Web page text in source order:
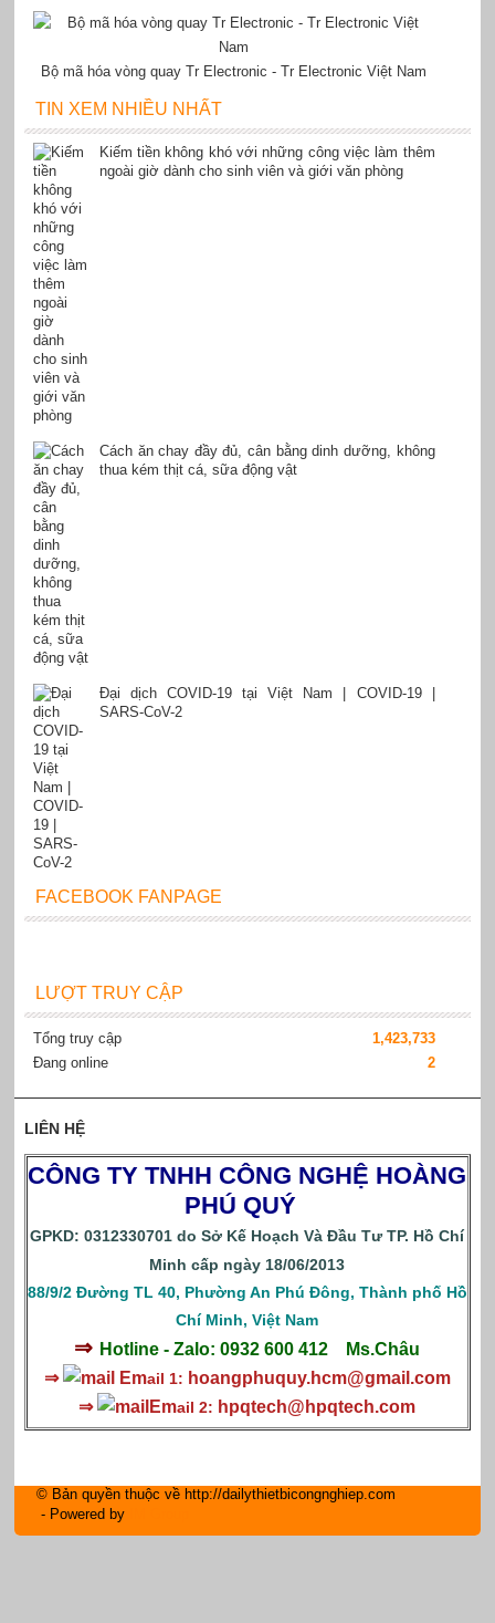
Bộ mã hóa vòng quay Tr Electronic - Tr Electronic Việt Nam
TIN XEM NHIỀU NHẤT
Kiếm tiền không khó với những công việc làm thêm
ngoài giờ dành cho sinh viên và giới văn phòng
Cách ăn chay đầy đủ, cân bằng dinh dưỡng, không
thua kém thịt cá, sữa động vật
Đại dịch COVID-19 tại Việt Nam | COVID-19 |
SARS-CoV-2
FACEBOOK FANPAGE
LƯỢT TRUY CẬP
Tổng truy cập
1,423,733
Đang online
2
LIÊN HỆ
CÔNG TY TNHH CÔNG NGHỆ HOÀNG
PHÚ QUÝ
GPKD: 0312330701 do Sở Kế Hoạch Và Đầu Tư TP. Hồ Chí
Minh cấp ngày 18/06/2013
88/9/2 Đường TL 40, Phường An Phú Đông, Thành phố Hồ
Chí Minh, Việt Nam
⇒ Hotline - Zalo: 0932 600 412
Ms.Châu
⇒
Email 1: hoangphuquy.hcm@gmail.com
⇒
Email 2: hpqtech@hpqtech.com
© Bản quyền thuộc về http://dailythietbicongnghiep.com
- Powered by